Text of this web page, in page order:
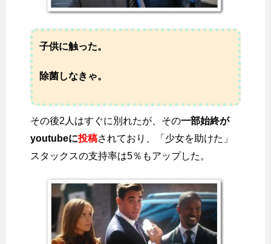
子供に触った。
除菌しなきゃ。
その後2人はすぐに別れたが、その一部始終が
youtubeに投稿されており、「少女を助けた」
スタックスの支持率は5％もアップした。